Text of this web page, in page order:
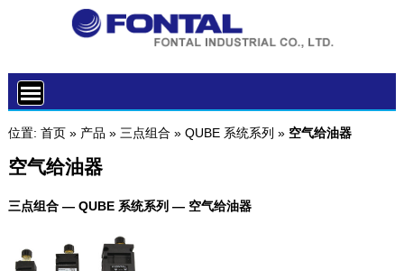
位置:首页 » 产品 » 三点组合 »QUBE 系统系列 » 空气给油器
空气给油器
三点组合 — QUBE 系统系列 — 空气给油器